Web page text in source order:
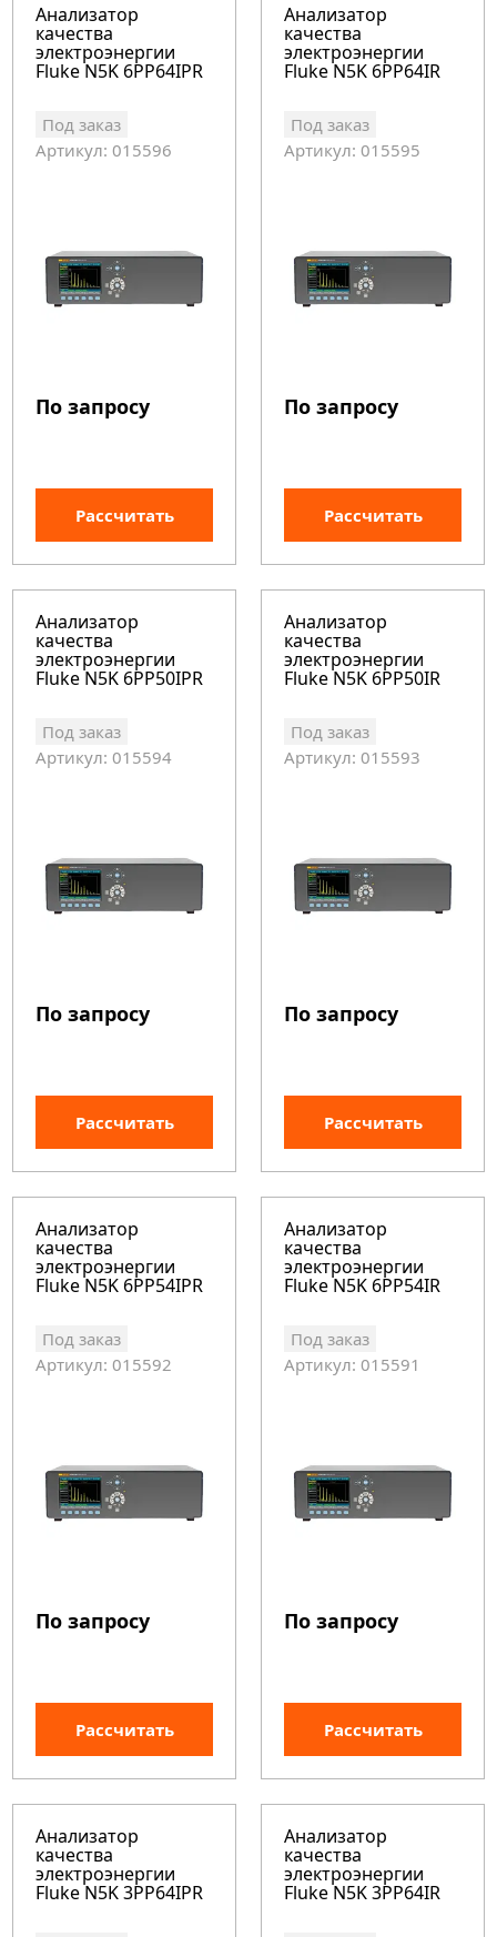
Анализатор
качества
электроэнергии
Fluke N5K 6PP64IPR
Под заказ
Артикул: 015596
По запросу
Рассчитать
Анализатор
качества
электроэнергии
Fluke N5K 6PP64IR
Под заказ
Артикул: 015595
По запросу
Рассчитать
Анализатор
качества
электроэнергии
Fluke N5K 6PP50IPR
Под заказ
Артикул: 015594
По запросу
Рассчитать
Анализатор
качества
электроэнергии
Fluke N5K 6PP50IR
Под заказ
Артикул: 015593
По запросу
Рассчитать
Анализатор
качества
электроэнергии
Fluke N5K 6PP54IPR
Под заказ
Артикул: 015592
По запросу
Рассчитать
Анализатор
качества
электроэнергии
Fluke N5K 6PP54IR
Под заказ
Артикул: 015591
По запросу
Рассчитать
Анализатор
качества
электроэнергии
Fluke N5K 3PP64IPR
Анализатор
качества
электроэнергии
Fluke N5K 3PP64IR